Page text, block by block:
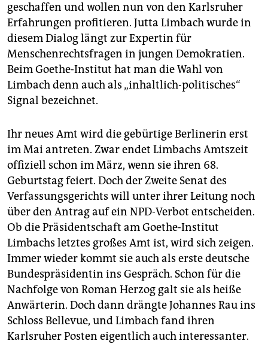
geschaffen und wollen nun von den Karlsruher
Erfahrungen profitieren. Jutta Limbach wurde in
diesem Dialog längt zur Expertin für
Menschenrechtsfragen in jungen Demokratien.
Beim Goethe-Institut hat man die Wahl von
Limbach denn auch als „inhaltlich-politisches“
Signal bezeichnet.
Ihr neues Amt wird die gebürtige Berlinerin erst
im Mai antreten. Zwar endet Limbachs Amtszeit
offiziell schon im März, wenn sie ihren 68.
Geburtstag feiert. Doch der Zweite Senat des
Verfassungsgerichts will unter ihrer Leitung noch
über den Antrag auf ein NPD-Verbot entscheiden.
Ob die Präsidentschaft am Goethe-Institut
Limbachs letztes großes Amt ist, wird sich zeigen.
Immer wieder kommt sie auch als erste deutsche
Bundespräsidentin ins Gespräch. Schon für die
Nachfolge von Roman Herzog galt sie als heiße
Anwärterin. Doch dann drängte Johannes Rau ins
Schloss Bellevue, und Limbach fand ihren
Karlsruher Posten eigentlich auch interessanter.